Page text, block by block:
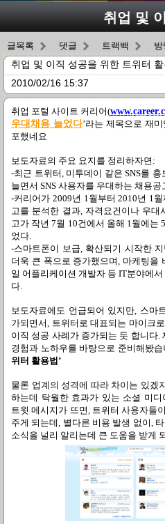
글목록 댓글 트랙백 방
취업 및 이직 성공을 위한 트위터 활
2010/02/16 15:37
취업 포털 사이트 커리어(
우대채용 늘었다’라는 제목으로 재
포했네요
보도자료의 주요 요지를 정리하자면 :
-최근 트위터, 미투데이 같은 SNS를 홍
늘면서 SNS 사용자를 우대하는 채용
-커리어가 2009년 1월부터 2010년 1
고를 분석한 결과,자격요건이나 우대
고가 작년 7월 10건에서 올해 1월에는
었다.
-스마트폰이 보급, 확산되기 시작한
더욱 큰 폭으로 증가했으며, 마케팅을
일 어플리케이션 개발자 등 IT분야에
다.
보도자료에도 언급되어 있지만, 스마
가되면서, 트위터로 대표되는 마이크
이직 성공 사례가 증가되는 듯 합니다.
경험과 노하우를 바탕으로 준비해봤습
위터 활용법 ’
물론 업계의 성격에 따라 차이는 있겠
하는데 탁월한 효과가 있는 소셜 미디
트윗 메시지가 뜨면, 트위터 사용자들
주게 되는데, 별다른 비용 발생 없이,
소식을 널리 알리는데 큰 도움을 받게